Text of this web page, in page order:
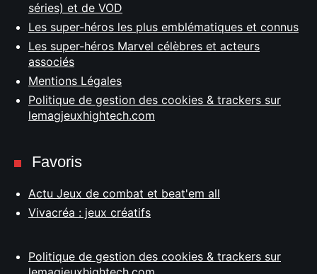
séries) et de VOD
Les super-héros les plus emblématiques et connus
Les super-héros Marvel célèbres et acteurs
associés
Mentions Légales
Politique de gestion des cookies & trackers sur
lemagjeuxhightech.com
Favoris
Actu Jeux de combat et beat'em all
Vivacréa : jeux créatifs
Politique de gestion des cookies & trackers sur